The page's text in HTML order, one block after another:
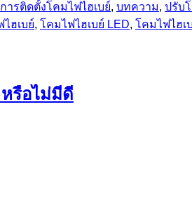
การติดตั้งโคมไฟไฮเบย์, บทความ, ปรับ
ฮเบย์, โคมไฟไฮเบย์ LED, โคมไฟไฮเ
รือไม่มีดี